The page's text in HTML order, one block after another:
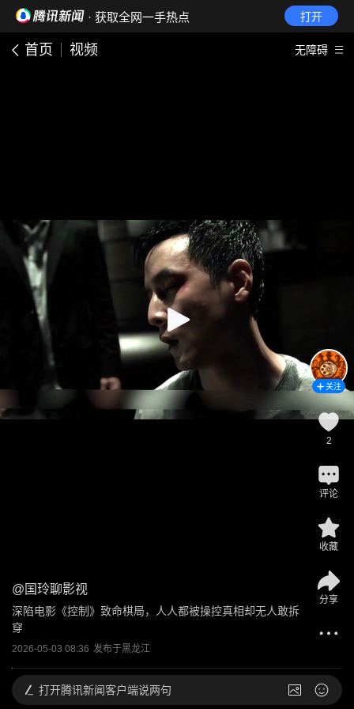
· 获取全网一手热点 打开
首页 视频 无障碍
@ 国玲聊影视
深陷电影《控制》致命棋局，人人都被操控真相却无人敢拆
穿
2026-05-03 08:36 发布于黑龙江
关注
2
评论
收藏
分享
打开腾讯新闻客户端说两句